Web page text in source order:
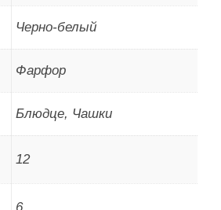
Черно-белый
Фарфор
Блюдце, Чашки
12
6